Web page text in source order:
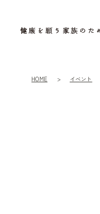
HOME イベント